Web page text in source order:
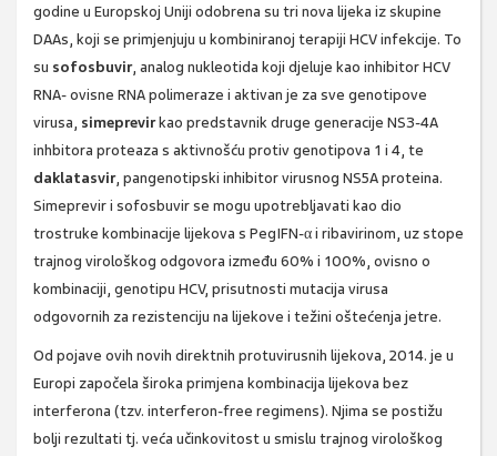
godine u Europskoj Uniji odobrena su tri nova lijeka iz skupine
DAAs, koji se primjenjuju u kombiniranoj terapiji HCV infekcije. To
su sofosbuvir, analog nukleotida koji djeluje kao inhibitor HCV
RNA- ovisne RNA polimeraze i aktivan je za sve genotipove
virusa, simeprevirkao predstavnik druge generacije NS3-4A
inhbitora proteaza s aktivnošću protiv genotipova 1 i 4, te
daklatasvir, pangenotipski inhibitor virusnog NS5A proteina.
Simeprevir i sofosbuvir se mogu upotrebljavati kao dio
trostruke kombinacije lijekova s PegIFN-α i ribavirinom, uz stope
trajnog virološkog odgovora između 60% i 100%, ovisno o
kombinaciji, genotipu HCV, prisutnosti mutacija virusa
odgovornih za rezistenciju na lijekove i težini oštećenja jetre.
Od pojave ovih novih direktnih protuvirusnih lijekova, 2014. je u
Europi započela široka primjena kombinacija lijekova bez
interferona (tzv. interferon-free regimens). Njima se postižu
bolji rezultati tj. veća učinkovitost u smislu trajnog virološkog